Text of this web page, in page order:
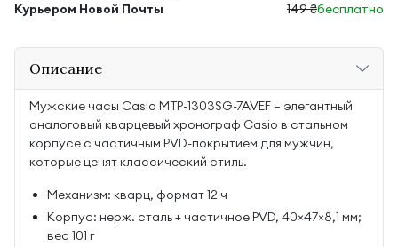
Курьером Новой Почты
149 ₴бесплатно
Описание
Мужские часы Casio MTP-1303SG-7AVEF — элегантный
аналоговый кварцевый хронограф Casio в стальном
корпусе с частичным PVD-покрытием для мужчин,
которые ценят классический стиль.
Механизм: кварц, формат 12 ч
Корпус: нерж. сталь + частичное PVD, 40×47×8,1 мм;
вес 101 г